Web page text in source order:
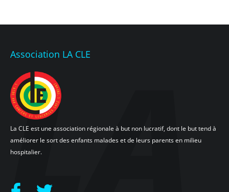
Association LA CLE
La CLE est une association régionale à but non lucratif, dont le but tend à
améliorer le sort des enfants malades et de leurs parents en milieu
hospitalier.